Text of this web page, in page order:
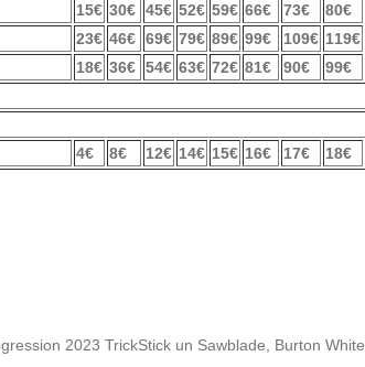
15€ 30€ 45€ 52€ 59€ 66€ 73€
80€
23€ 46€ 69€ 79€ 89€ 99€ 109€ 119€
18€ 36€ 54€ 63€ 72€ 81€ 90€ 99€
4€ 8€ 12€ 14€ 15€ 16€ 17€ 18€
2023 TrickStick un Sawblade, Burton